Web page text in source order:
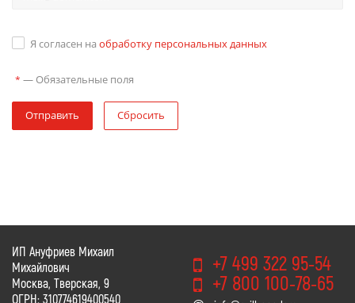
Я согласен на обработку персональных данных
* — Обязательные поля
Отправить Сбросить
ИП Ануфриев Михаил
Михайлович
Москва, Тверская, 9
ОГРН: 310774619400540
+7 499 322 95-54
+7 800 100-78-65